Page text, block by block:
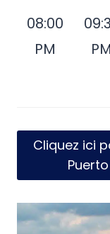
08:00
PM
PM
Cliquez ici